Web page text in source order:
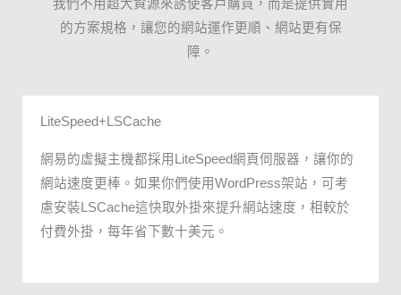
我們不用超大資源來誘使客戶購買，而是提供實用
的方案規格，讓您的網站運作更順、網站更有保
障。
LiteSpeed+LSCache
網易的虛擬主機都採用LiteSpeed網頁伺服器，讓你的
網站速度更棒。如果你們使用WordPress架站，可考
慮安裝LSCache這快取外掛來提升網站速度，相較於
付費外掛，每年省下數十美元。